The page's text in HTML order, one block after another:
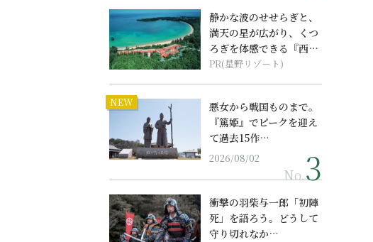
静かな波のせせらぎと、
満天の星が広がり、くつ
ろぎを体感できる『西表
島ホテル by...
PR(星野リゾート)
NEW
悪女から戦国ものまで。
『篤姫』でピークを迎え
て過去15作…
2026/08/02
No.
衝撃の羽柴与一郎「初陣
死」を語ろう。どうして
守り切れなか…